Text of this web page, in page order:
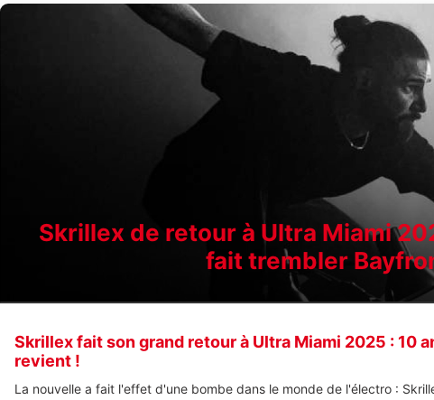
Skrillex de retour à Ultra Miami
fait trembler
Skrillex fait son grand retour à Ultra Miami 2025 : 10
revient !
La nouvelle a fait l'effet d'une bombe dans le monde de l'électro :